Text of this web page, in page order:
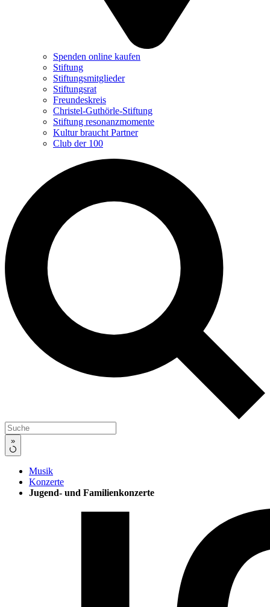
Spenden online kaufen
Stiftung
Stiftungsmitglieder
Stiftungsrat
Freundeskreis
Christel-Guthörle-Stiftung
Stiftung resonanzmomente
Kultur braucht Partner
Club der 100
»
Musik
Konzerte
Jugend- und Familienkonzerte